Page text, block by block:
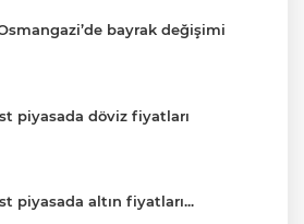
bayrak değişimi
piyasada döviz fiyatları
piyasada altın fiyatları...